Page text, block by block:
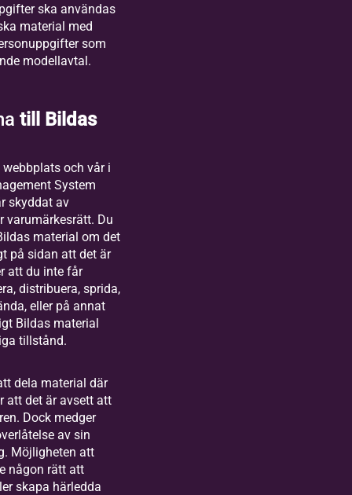
ska användas
material med
som
modellavtal.
till Bildas
och vår i
System
skyddat av
varumärkesrätt. Du
material om det
på sidan att det är
att du inte får
distribuera, sprida,
eller på annat
Bildas material
tillstånd.
dela material där
att det är avsett att
Dock medger
av sin
Möjligheten att
någon rätt att
skapa härledda